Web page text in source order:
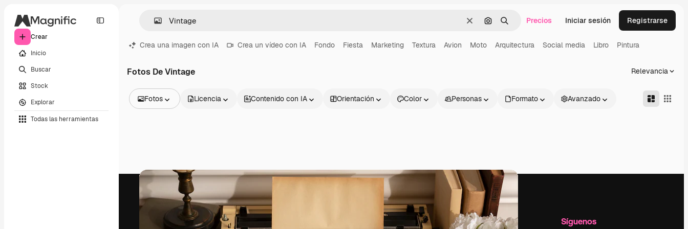
Crear
Inicio
Buscar
Stock
Explorar
Todas las herramientas
BorrarBuscar por imagen
BuscarPrecios Iniciar sesión Registrarse
Crea una imagen con IA Crea un vídeo con IA Fondo Fiesta Marketing Textura Avion Moto Arquitectura Social media Libro Pintura
Fotos De Vintage Relevancia
Fotos
Vídeos
Clips de vídeo
Motion graphics
Plantillas de vídeos
Iconos
Modelos 3D
Licencia Contenido con IA Orientación Color Personas Formato Avanzado
Información útil Empresa Síguenos